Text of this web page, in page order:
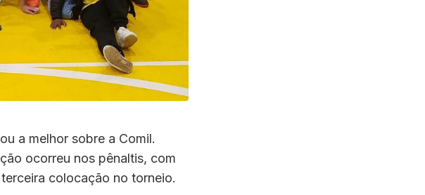
a melhor sobre a Comil.
ocorreu nos pênaltis, com
colocação no torneio.